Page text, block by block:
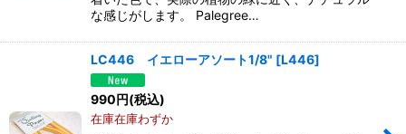
な感じがします。 Palegree…
LC446 イエローアソート1/8" [L446]
990円(税込)
在庫在庫わずか